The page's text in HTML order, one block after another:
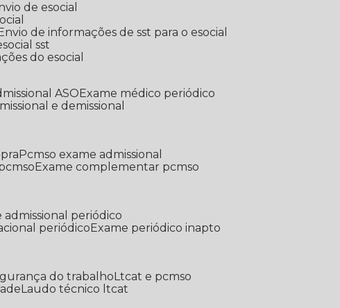
de esocial
Envio de informações de sst para o esocial
sst
do esocial
ASO
Exame médico periódico
e demissional
Pcmso exame admissional
Exame complementar pcmso
admissional periódico
periódico
Exame periódico inapto
do trabalho Ltcat e pcmso
Laudo técnico ltcat